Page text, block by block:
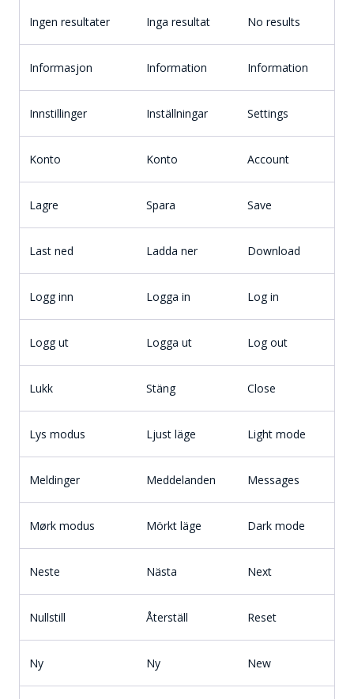
Ingen resultater Inga resultat No results
Informasjon Information Information
Innstillinger Inställningar Settings
Konto Konto Account
Lagre Spara Save
Last ned Ladda ner Download
Logg inn Logga in Log in
Logg ut Logga ut Log out
Lukk Stäng Close
Lys modus Ljust läge Light mode
Meldinger Meddelanden Messages
Mørk modus Mörkt läge Dark mode
Neste Nästa Next
Nullstill Återställ Reset
Ny Ny New